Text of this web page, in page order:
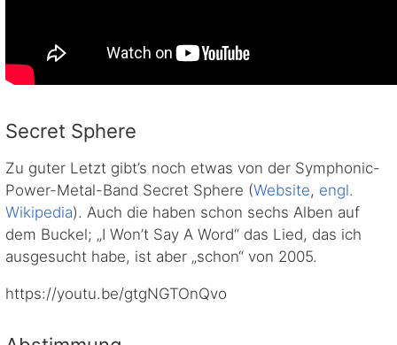
Secret Sphere
Zu guter Letzt gibt’s noch etwas von der Symphonic-
Power-Metal-Band Secret Sphere (Website, engl.
Wikipedia). Auch die haben schon sechs Alben auf
dem Buckel; „I Won’t Say A Word“ das Lied, das ich
ausgesucht habe, ist aber „schon“ von 2005.
https://youtu.be/gtgNGTOnQvo